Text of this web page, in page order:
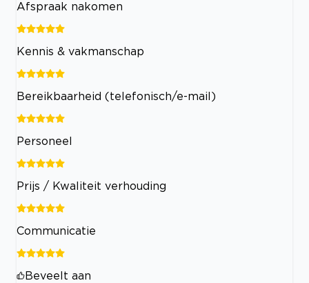
Afspraak nakomen
Kennis & vakmanschap
Bereikbaarheid (telefonisch/e-mail)
Personeel
Prijs / Kwaliteit verhouding
Communicatie
Beveelt aan